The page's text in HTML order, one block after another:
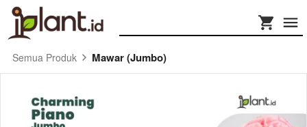
Semua Produk Mawar (Jumbo)